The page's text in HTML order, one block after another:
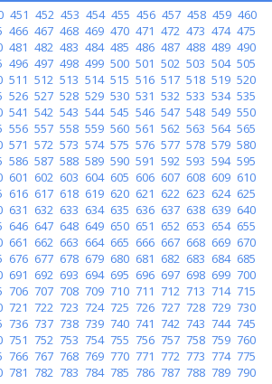
451 452 453 454 455 456 457 458 459 460
466 467 468 469 470 471 472 473 474 475
481 482 483 484 485 486 487 488 489 490
496 497 498 499 500 501 502 503 504 505
511 512 513 514 515 516 517 518 519 520
526 527 528 529 530 531 532 533 534 535
541 542 543 544 545 546 547 548 549 550
556 557 558 559 560 561 562 563 564 565
571 572 573 574 575 576 577 578 579 580
586 587 588 589 590 591 592 593 594 595
601 602 603 604 605 606 607 608 609 610
616 617 618 619 620 621 622 623 624 625
631 632 633 634 635 636 637 638 639 640
646 647 648 649 650 651 652 653 654 655
661 662 663 664 665 666 667 668 669 670
676 677 678 679 680 681 682 683 684 685
691 692 693 694 695 696 697 698 699 700
706 707 708 709 710 711 712 713 714 715
721 722 723 724 725 726 727 728 729 730
736 737 738 739 740 741 742 743 744 745
751 752 753 754 755 756 757 758 759 760
766 767 768 769 770 771 772 773 774 775
781 782 783 784 785 786 787 788 789 790